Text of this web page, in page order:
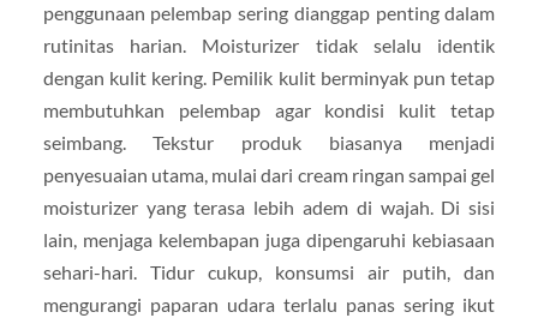
penggunaan pelembap sering dianggap penting dalam
rutinitas harian. Moisturizer tidak selalu identik
dengan kulit kering. Pemilik kulit berminyak pun tetap
membutuhkan pelembap agar kondisi kulit tetap
seimbang. Tekstur produk biasanya menjadi
penyesuaian utama, mulai dari cream ringan sampai gel
moisturizer yang terasa lebih adem di wajah. Di sisi
lain, menjaga kelembapan juga dipengaruhi kebiasaan
sehari-hari. Tidur cukup, konsumsi air putih, dan
mengurangi paparan udara terlalu panas sering ikut